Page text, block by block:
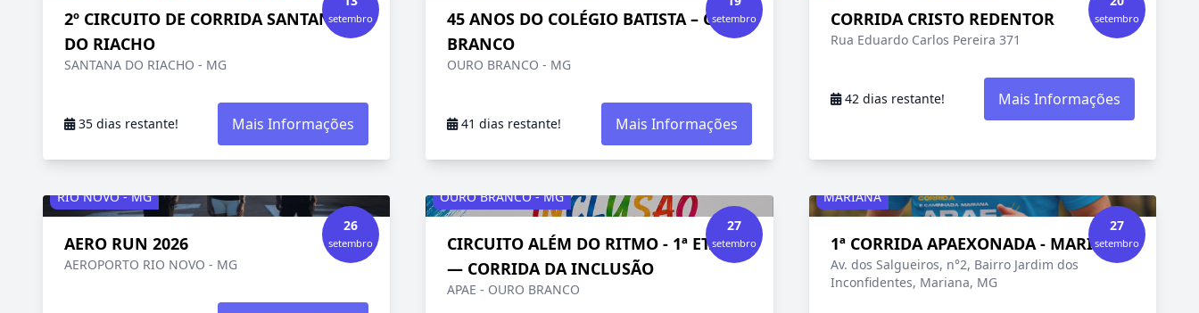
setembro
2º CIRCUITO DE CORRIDA SANTANA
DO RIACHO
SANTANA DO RIACHO - MG
35 dias restante! Mais Informações
setembro
45 ANOS DO COLÉGIO BATISTA – OURO
BRANCO
OURO BRANCO - MG
41 dias restante! Mais Informações
setembro
CORRIDA CRISTO REDENTOR
Rua Eduardo Carlos Pereira 371
42 dias restante! Mais Informações
26
setembro
RIO NOVO - MG
AERO RUN 2026
AEROPORTO RIO NOVO - MG
27
setembro
OURO BRANCO - MG
CIRCUITO ALÉM DO RITMO - 1ª ETAPA
— CORRIDA DA INCLUSÃO
APAE - OURO BRANCO
27
setembro
MARIANA
1ª CORRIDA APAEXONADA - MARIANA
Av. dos Salgueiros, n°2, Bairro Jardim dos
Inconfidentes, Mariana, MG